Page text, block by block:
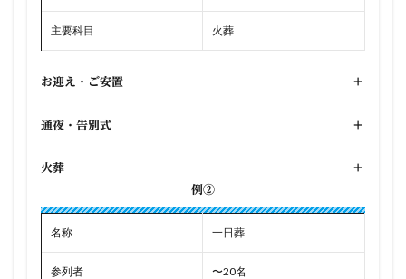
主要科目 火葬
お迎え・ご安置 +
通夜・告別式 +
火葬
+
例②
名称 一日葬
参列者 〜20名